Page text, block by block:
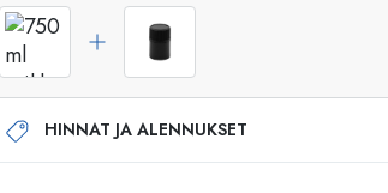
HINNAT JA ALENNUKSET